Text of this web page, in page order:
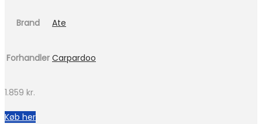
Brand Ate
Forhandler Carpardoo
1.859 kr.
Køb her